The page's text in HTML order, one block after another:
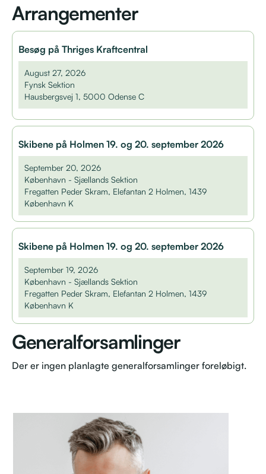
Arrangementer
Besøg på Thriges Kraftcentral
August 27, 2026
Fynsk Sektion
Hausbergsvej 1, 5000 Odense C
Skibene på Holmen 19. og 20. september 2026
September 20, 2026
København - Sjællands Sektion
Fregatten Peder Skram, Elefantan 2 Holmen, 1439
København K
Skibene på Holmen 19. og 20. september 2026
September 19, 2026
København - Sjællands Sektion
Fregatten Peder Skram, Elefantan 2 Holmen, 1439
København K
Generalforsamlinger
Der er ingen planlagte generalforsamlinger foreløbigt.